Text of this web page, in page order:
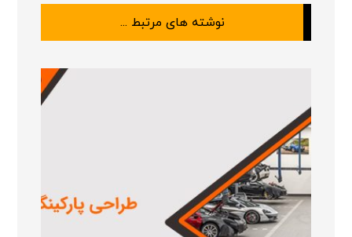
نوشته های مرتبط ...